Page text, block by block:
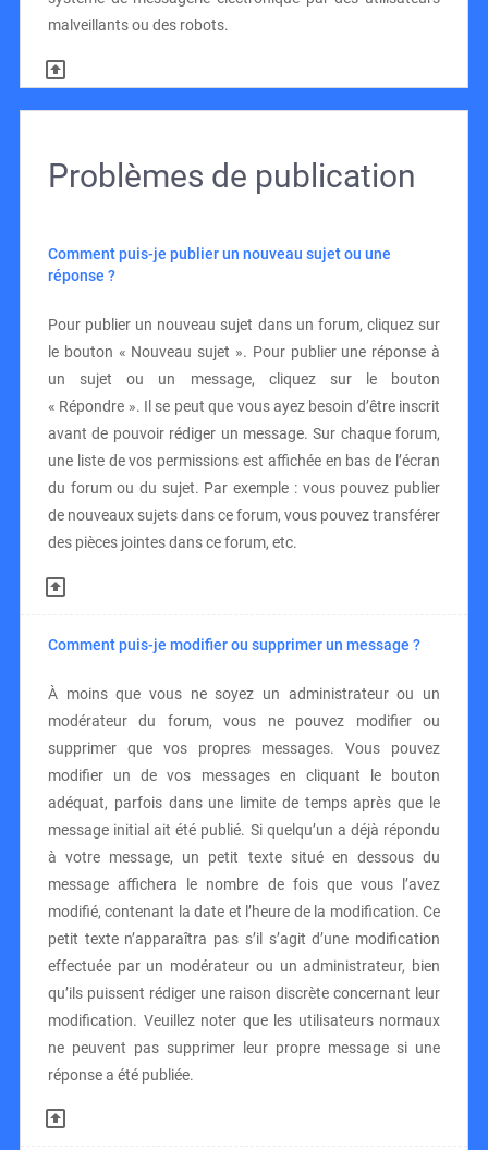
malveillants ou des robots.
Problèmes de publication
Comment puis-je publier un nouveau sujet ou une
réponse ?
Pour publier un nouveau sujet dans un forum, cliquez sur
le bouton « Nouveau sujet ». Pour publier une réponse à
un sujet ou un message, cliquez sur le bouton
« Répondre ». Il se peut que vous ayez besoin d’être inscrit
avant de pouvoir rédiger un message. Sur chaque forum,
une liste de vos permissions est affichée en bas de l’écran
du forum ou du sujet. Par exemple : vous pouvez publier
de nouveaux sujets dans ce forum, vous pouvez transférer
des pièces jointes dans ce forum, etc.
Comment puis-je modifier ou supprimer un message ?
À moins que vous ne soyez un administrateur ou un
modérateur du forum, vous ne pouvez modifier ou
supprimer que vos propres messages. Vous pouvez
modifier un de vos messages en cliquant le bouton
adéquat, parfois dans une limite de temps après que le
message initial ait été publié. Si quelqu’un a déjà répondu
à votre message, un petit texte situé en dessous du
message affichera le nombre de fois que vous l’avez
modifié, contenant la date et l’heure de la modification. Ce
petit texte n’apparaîtra pas s’il s’agit d’une modification
effectuée par un modérateur ou un administrateur, bien
qu’ils puissent rédiger une raison discrète concernant leur
modification. Veuillez noter que les utilisateurs normaux
ne peuvent pas supprimer leur propre message si une
réponse a été publiée.